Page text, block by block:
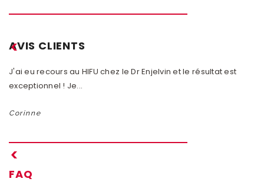
AVIS CLIENTS
J'ai eu recours au HIFU chez le Dr Enjelvin et le résultat est
exceptionnel ! Je...
Corinne
FAQ